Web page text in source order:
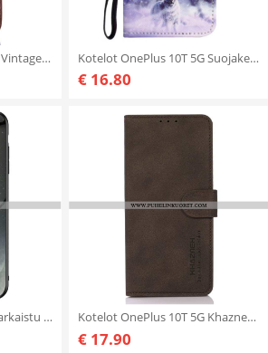
Kotelot OnePlus 10T 5G Vintage Eleganssia Kotelot OnePlus 10T 5G Suojaketju Kuori Lanyard Wolf
€ 16.80
Kuori OnePlus 10T 5G Karkaistu Lasi Kuvio Kotelot OnePlus 10T 5G Khazneh Fashion Leather Effect
€ 17.90